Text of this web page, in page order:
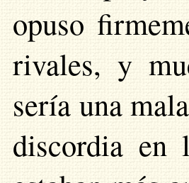
opuso
rivales, y
sería una
discordia en